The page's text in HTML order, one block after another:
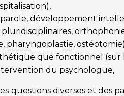
parole, développement
pharyngoplastie,
que fonctionnel (sur
du psychologue,
questions diverses et des